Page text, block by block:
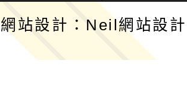
網站設計：Neil網站設